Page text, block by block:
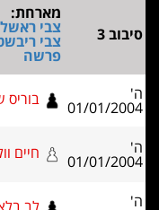
ראשל"צ ע"ש
ריבשטיין - 2.0
2.0
בוריס שנקר 1
-
0
חיים וולך 0.5
-
0.5